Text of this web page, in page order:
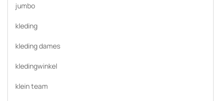
jumbo
kleding
kleding dames
kledingwinkel
klein team